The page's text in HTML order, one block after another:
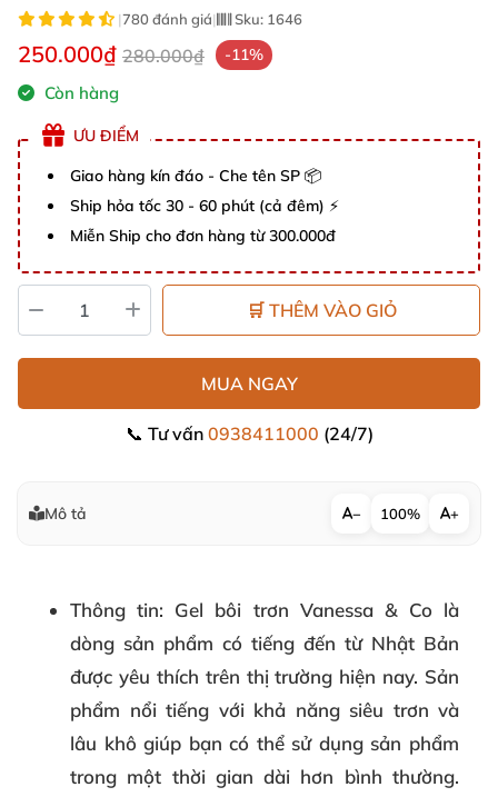
|780 đánh giá| Sku: 1646
250.000₫ 280.000₫ -11%
Còn hàng
ƯU ĐIỂM
Giao hàng kín đáo - Che tên SP 📦
Ship hỏa tốc 30 - 60 phút (cả đêm) ⚡
Miễn Ship cho đơn hàng từ 300.000đ
🛒 THÊM VÀO GIỎ
MUA NGAY
📞 Tư vấn 0938411000 (24/7)
Mô tả − 100% +
Thông tin: Gel bôi trơn Vanessa & Co là
dòng sản phẩm có tiếng đến từ Nhật Bản
được yêu thích trên thị trường hiện nay. Sản
phẩm nổi tiếng với khả năng siêu trơn và
lâu khô giúp bạn có thể sử dụng sản phẩm
trong một thời gian dài hơn bình thường.